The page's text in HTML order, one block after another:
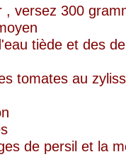
, versez 300
tiède et des
tomates au
de persil et la